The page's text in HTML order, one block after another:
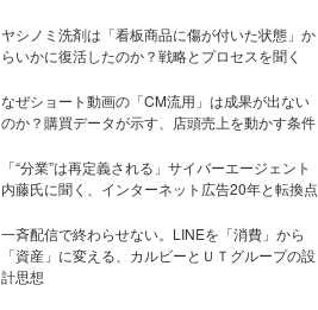
ヤシノミ洗剤は「看板商品に傷が付いた状態」か
らいかに復活したのか？戦略とプロセスを聞く
なぜショート動画の「CM流用」は成果が出ない
のか？購買データが示す、店頭売上を動かす条件
「“分業”は再定義される」サイバーエージェント
内藤氏に聞く、インターネット広告20年と転換点
一斉配信で終わらせない。LINEを「消費」から
「資産」に変える、カルビーとＵＴグループの設
計思想